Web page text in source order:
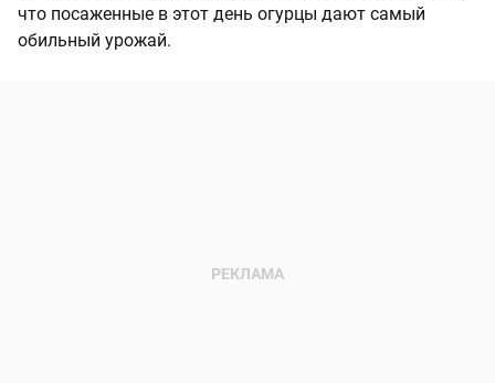
что посаженные в этот день огурцы дают самый
обильный урожай.